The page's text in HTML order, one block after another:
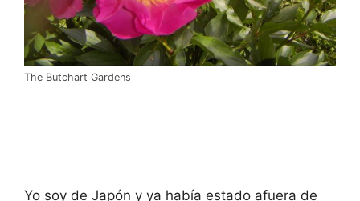
The Butchart Gardens
Yo soy de Japón y ya había estado afuera de